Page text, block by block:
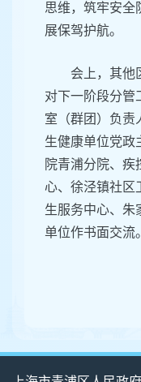
思维，筑牢安全
展保驾护航。
会上，其他
对下一阶段分管
室（群团）负责
生健康单位党政
院青浦分院、疾
心、徐泾镇社区
生服务中心、朱
单位作书面交流。